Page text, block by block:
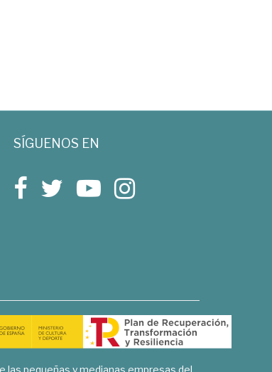
SÍGUENOS EN